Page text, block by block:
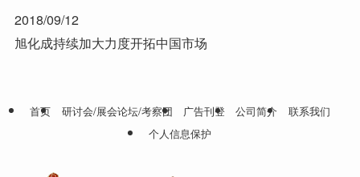
2018/09/12
旭化成持续加大力度开拓中国市场
首页 研讨会/展会论坛/考察团 广告刊登 公司简介
联系我们
个人信息保护